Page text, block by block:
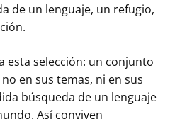
de un lenguaje, un refugio,
esta selección: un conjunto
en sus temas, ni en sus
búsqueda de un lenguaje
Así conviven